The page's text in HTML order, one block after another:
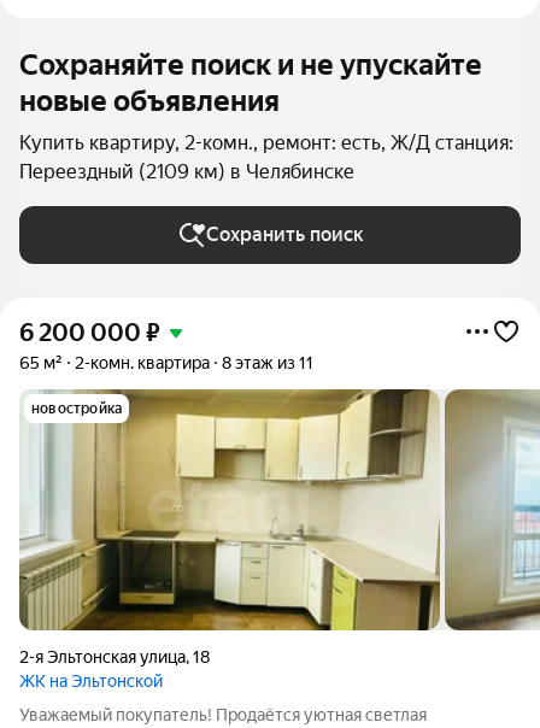
Сохраняйте поиск и не упускайте
новые объявления
Купить квартиру, 2-комн., ремонт: есть, Ж/Д станция:
Переездный (2109 км) в Челябинске
Сохранить поиск
6 200 000 ₽
65 м² 2-комн. квартира 8 этаж из 11
новостройка
2-я Эльтонская улица,18
ЖК на Эльтонской
Уважаемый покупатель! Прoдaётся уютная cветлая